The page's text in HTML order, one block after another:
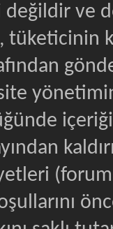
ve